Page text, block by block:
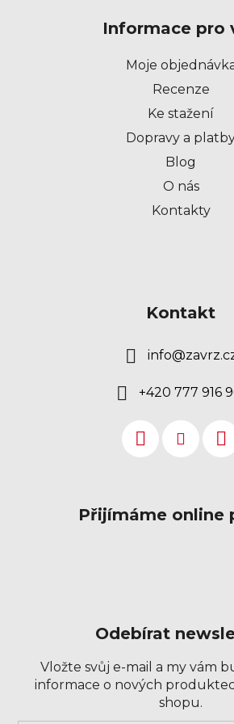
Informace pro
Moje
Recenze
Ke stažení
Dopravy a
Blog
O nás
Kontakty
Kontakt
info@
+420 777 916
Přijímáme online
Odebírat
Vložte svůj e-mail a my vám
informace o nových
shopu.